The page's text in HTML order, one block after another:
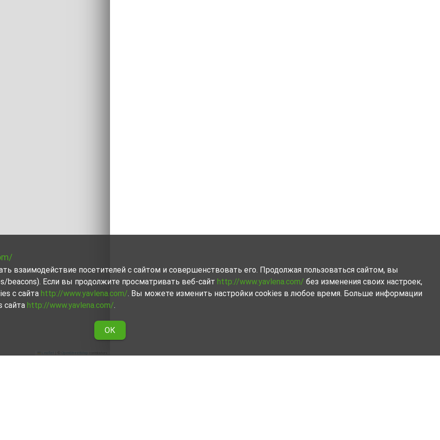
взаимодействие посетителей с сайтом и совершенствовать его. Продолжая пользоваться сайтом, вы
beacons). Если вы продолжите просматривать веб-сайт http://www.yavlena.com/ без изменения своих настроек,
с сайта http://www.yavlena.com/. Вы можете изменить настройки cookies в любое время. Больше информации
сайта http://www.yavlena.com/.
ОК